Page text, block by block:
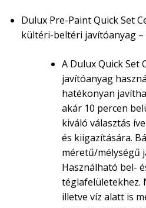
Dulux Pre-Paint Quick Set
kültéri-beltéri javítóanyag –
A Dulux Quick Set
javítóanyag
hatékonyan
akár 10 percen
kiváló választás
és kiigazítására.
méretű/mélységű
Használható bel-
téglafelületekhez.
illetve víz alatt is